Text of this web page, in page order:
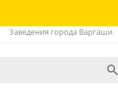
Заведения города Варгаши
